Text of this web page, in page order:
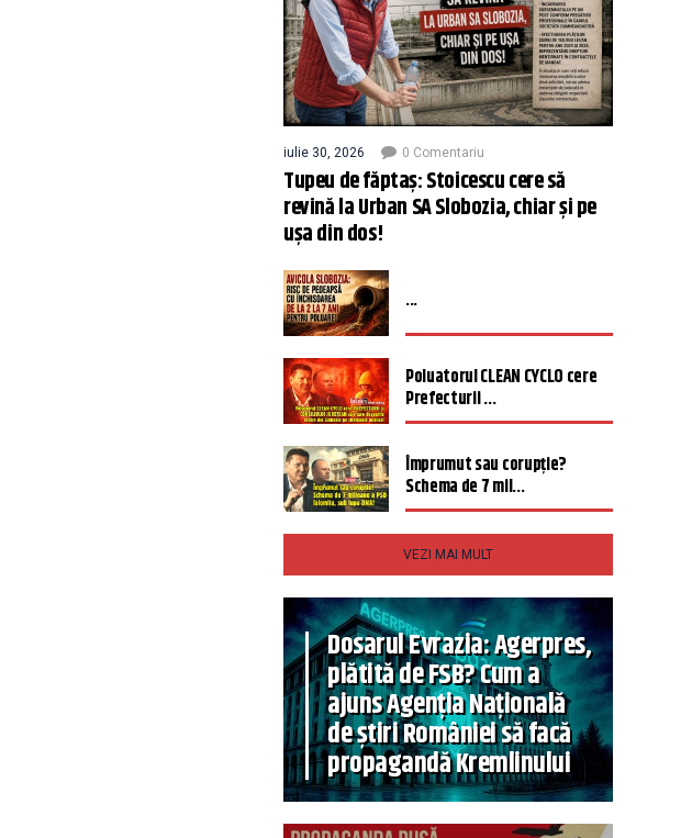
iulie 30, 2026 0 Comentariu
Tupeu de făptaș: Stoicescu cere să
revină la Urban SA Slobozia, chiar și pe
ușa din dos!
...
Poluatorul CLEAN CYCLO cere
Prefecturii ...
Împrumut sau corupție?
Schema de 7 mil...
VEZI MAI MULT
Dosarul Evrazia: Agerpres,
plătită de FSB? Cum a
ajuns Agenția Națională
de știri României să facă
propagandă Kremlinului